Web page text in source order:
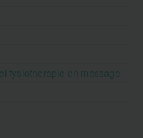
fysiotherapie en massage